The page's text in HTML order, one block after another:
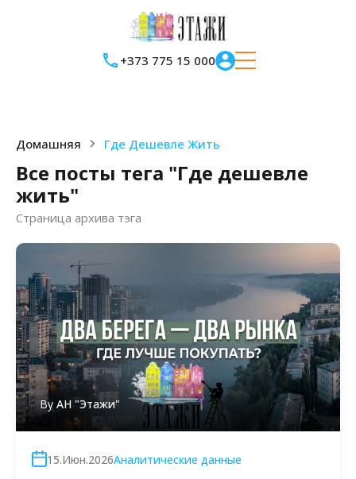
+373 775 15 000
Домашняя Где Дешевле Жить
Все посты тега "Где дешевле
жить"
Страница архива тэга
By АН "Этажи"
15.Июн.2026Аналитические данные